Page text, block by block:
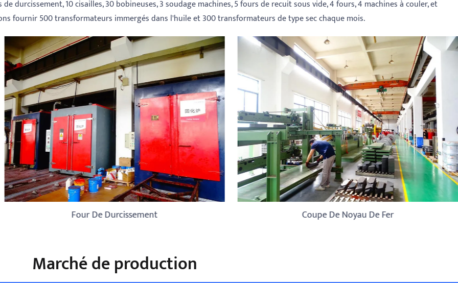
durcissement, 10 cisailles, 30 bobineuses, 3 soudage machines, 5 fours de recuit sous vide, 4 fours, 4 machines à couler, et
fournir 500 transformateurs immergés dans l'huile et 300 transformateurs de type sec chaque mois.
Four De Durcissement Coupe De Noyau De Fer
Marché de production